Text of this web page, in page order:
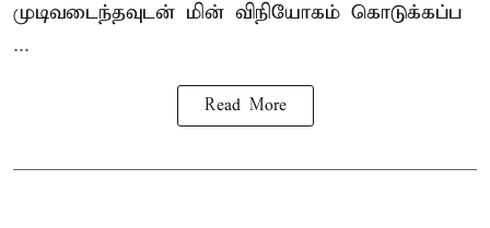
முடிவடைந்தவுடன் மின் விநியோகம் கொடுக்கப்ப
...
Read More